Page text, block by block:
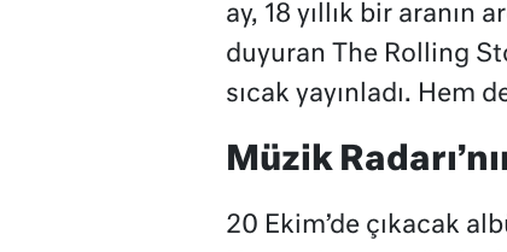
ay, 18 yıllık bir aranın
duyuran The Rolling
sıcak yayınladı. Hem
Müzik
20 Ekim’de çıkacak